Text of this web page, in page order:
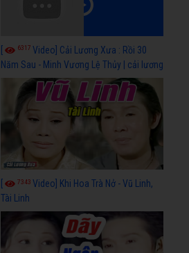
6317 Video] Cải Lương Xưa : Rồi 30
Năm Sau - Minh Vương Lệ Thủy | cải lương
xã hội hay nhất
7343 Video] Khi Hoa Trà Nở - Vũ Linh,
Tài Linh